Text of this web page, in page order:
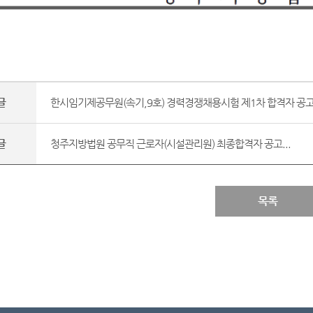
한시임기제공무원(속기,9호) 경력경쟁채용시험 제1차 합격자 공
청주지방법원 공무직 근로자(시설관리원) 최종합격자 공고...
목록